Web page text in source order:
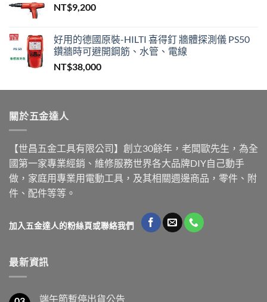
NT$9,200
好用的德國原裝-HILTI 喜得釘 牆體探測儀 PS50
鑽牆時可避開鋼筋、水管、電線
NT$38,000
關於五金達人
【世昌五金工具有限公司】創立30餘年，老闆歐先生，為全
國第一家專業經銷、維修服務世界各大品牌DIY自己動手
做，家庭用專業用電動工具，及其相關週邊商品，零件、附
件、配件等等。
加入五金達人的粉絲頁或聯絡我們
最新資訊
端午節暫停出貨公告